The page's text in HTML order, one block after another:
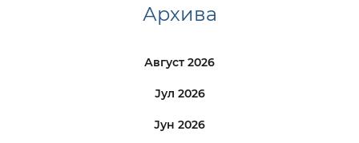
Архива
Август 2026
Јул 2026
Јун 2026